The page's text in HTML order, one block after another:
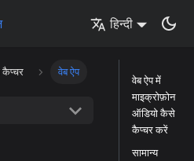
हिन्दी
कैप्चर वेब ऐप
वेब ऐप में
माइक्रोफ़ोन
ऑडियो कैसे
कैप्चर करें
सामान्य